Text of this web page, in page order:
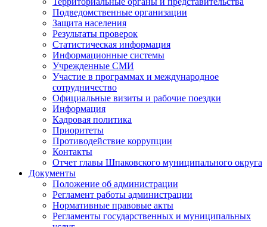
Подведомственные организации
Защита населения
Результаты проверок
Статистическая информация
Информационные системы
Учрежденные СМИ
Участие в программах и международное
сотрудничество
Официальные визиты и рабочие поездки
Информация
Кадровая политика
Приоритеты
Противодействие коррупции
Контакты
Отчет главы Шпаковского муниципального округа
Документы
Положение об администрации
Регламент работы администрации
Нормативные правовые акты
Регламенты государственных и муниципальных